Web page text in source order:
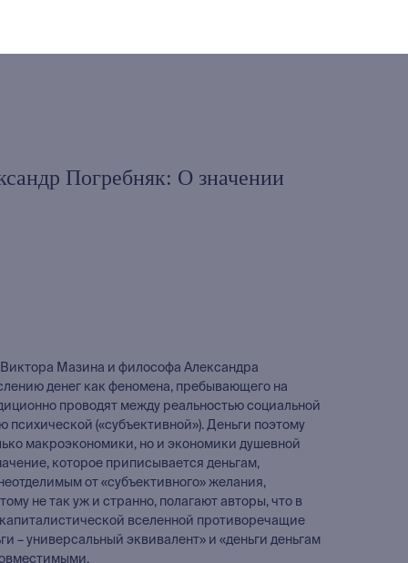
Погребняк: О значении
Мазина и философа Александра
денег как феномена, пребывающего на
проводят между реальностью социальной
психической («субъективной»). Деньги поэтому
макроэкономики, но и экономики душевной
которое приписывается деньгам,
от «субъективного» желания,
не так уж и странно, полагают авторы, что в
вселенной противоречащие
– универсальный эквивалент» и «деньги деньгам